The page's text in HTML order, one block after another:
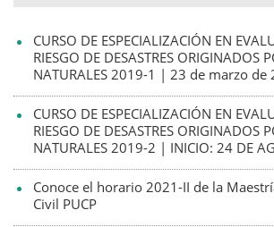
CURSO DE ESPECIALIZACIÓN EN
RIESGO DE DESASTRES ORIGINADOS
NATURALES 2019-1 | 23 de marzo de
CURSO DE ESPECIALIZACIÓN EN
RIESGO DE DESASTRES ORIGINADOS
NATURALES 2019-2 | INICIO: 24 DE
Conoce el horario 2021-II de la
Civil PUCP